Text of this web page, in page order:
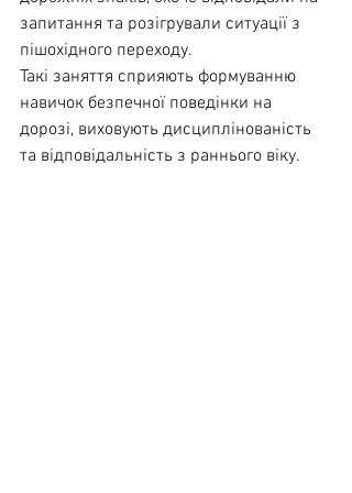
запитання та розігрували ситуації з
пішохідного переходу.
Такі заняття сприяють формуванню
навичок безпечної поведінки на
дорозі, виховують дисциплінованість
та відповідальність з раннього віку.